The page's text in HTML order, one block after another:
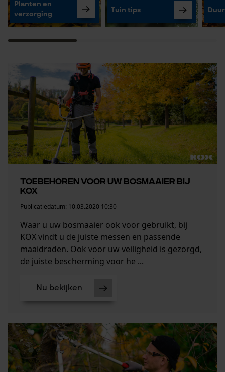
Planten en
verzorging
Tuin tips
TOEBEHOREN VOOR UW BOSMAAIER BIJ
KOX
Publicatiedatum: 10.03.2020 10:30
Waar u uw bosmaaier ook voor gebruikt, bij
KOX vindt u de juiste messen en passende
maaidraden. Ook voor uw veiligheid is gezorgd,
de juiste bescherming voor he ...
Nu bekijken